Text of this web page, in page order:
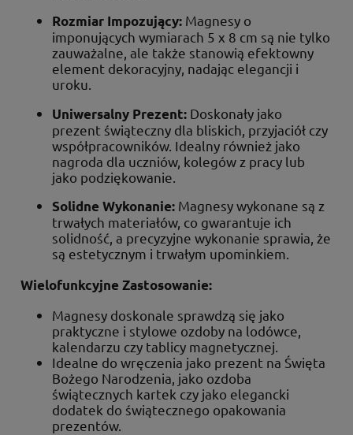
Rozmiar Impozujący: Magnesy o
imponujących wymiarach 5 x 8 cm są nie tylko
zauważalne, ale także stanowią efektowny
element dekoracyjny, nadając elegancji i
uroku.
Uniwersalny Prezent: Doskonały jako
prezent świąteczny dla bliskich, przyjaciół czy
współpracowników. Idealny również jako
nagroda dla uczniów, kolegów z pracy lub
jako podziękowanie.
Solidne Wykonanie: Magnesy wykonane są z
trwałych materiałów, co gwarantuje ich
solidność, a precyzyjne wykonanie sprawia, że
są estetycznym i trwałym upominkiem.
Wielofunkcyjne Zastosowanie:
Magnesy doskonale sprawdzą się jako
praktyczne i stylowe ozdoby na lodówce,
kalendarzu czy tablicy magnetycznej.
Idealne do wręczenia jako prezent na Święta
Bożego Narodzenia, jako ozdoba
świątecznych kartek czy jako elegancki
dodatek do świątecznego opakowania
prezentów.